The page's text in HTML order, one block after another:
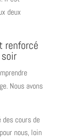
deux
renforcé
Nous avons
cours de
nous, loin